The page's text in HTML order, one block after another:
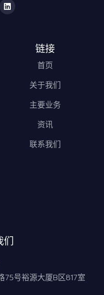
链接
首页
关于我们
主要业务
资讯
联系我们
们
75号裕源大厦B区817室